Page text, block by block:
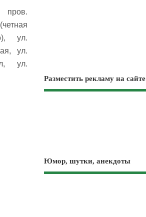
пров.
ул.
ул.
ул.
Разместить рекламу на сайте
Юмор, шутки, анекдоты